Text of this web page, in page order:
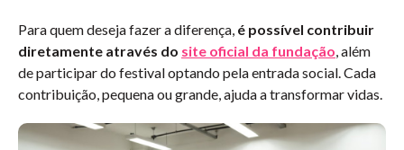
Para quem deseja fazer a diferença, é possível contribuir
diretamente através do site oficial da fundação, além
de participar do festival optando pela entrada social. Cada
contribuição, pequena ou grande, ajuda a transformar vidas.